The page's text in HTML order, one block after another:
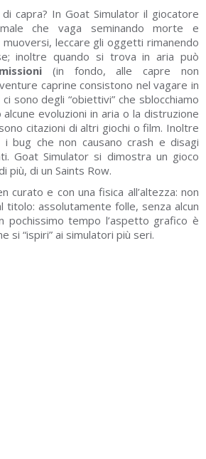
capra? In Goat Simulator il giocatore
che vaga seminando morte e
leccare gli oggetti rimanendo
inoltre quando si trova in aria può
(in fondo, alle capre non
caprine consistono nel vagare in
sono degli “obiettivi” che sblocchiamo
evoluzioni in aria o la distruzione
citazioni di altri giochi o film. Inoltre
bug che non causano crash e disagi
Goat Simulator si dimostra un gioco
di un Saints Row.
curato e con una fisica all’altezza: non
assolutamente folle, senza alcun
pochissimo tempo l’aspetto grafico è
si “ispiri” ai simulatori più seri.